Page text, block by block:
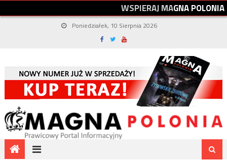
WSPIERAJMAGNAPOLONIA
Poniedziałek, 10 Sierpnia 2026